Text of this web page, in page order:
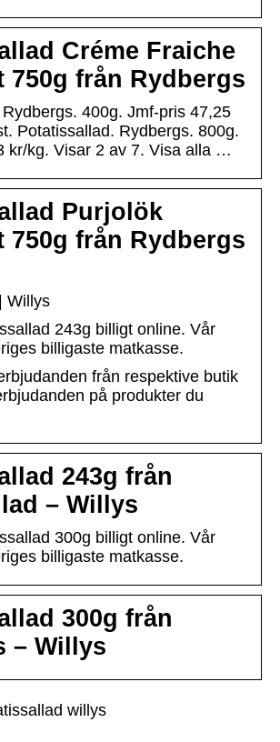
Créme Fraiche
750g från Rydbergs
400g. Jmf-pris 47,25
Potatissallad. Rydbergs. 800g.
kr/kg. Visar 2 av 7. Visa alla …
Purjolök
750g från Rydbergs
Willys
243g billigt online. Vår
billigaste matkasse.
från respektive butik
på produkter du
243g från
– Willys
300g billigt online. Vår
billigaste matkasse.
300g från
– Willys
willys